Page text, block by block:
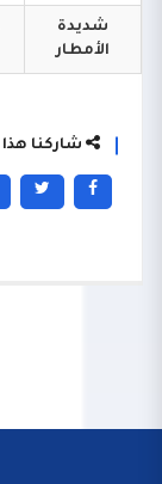
شديدة
الأمطار
شاركنا هذا